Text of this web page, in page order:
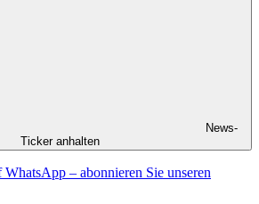
News-
Ticker anhalten
– abonnieren Sie unseren